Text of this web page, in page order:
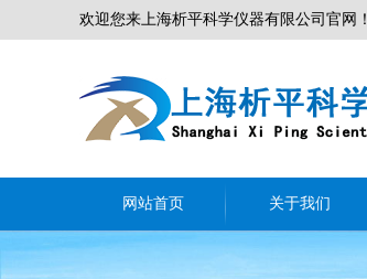
欢迎您来上海析平科学仪器有限公司官网！
网站首页 关于我们